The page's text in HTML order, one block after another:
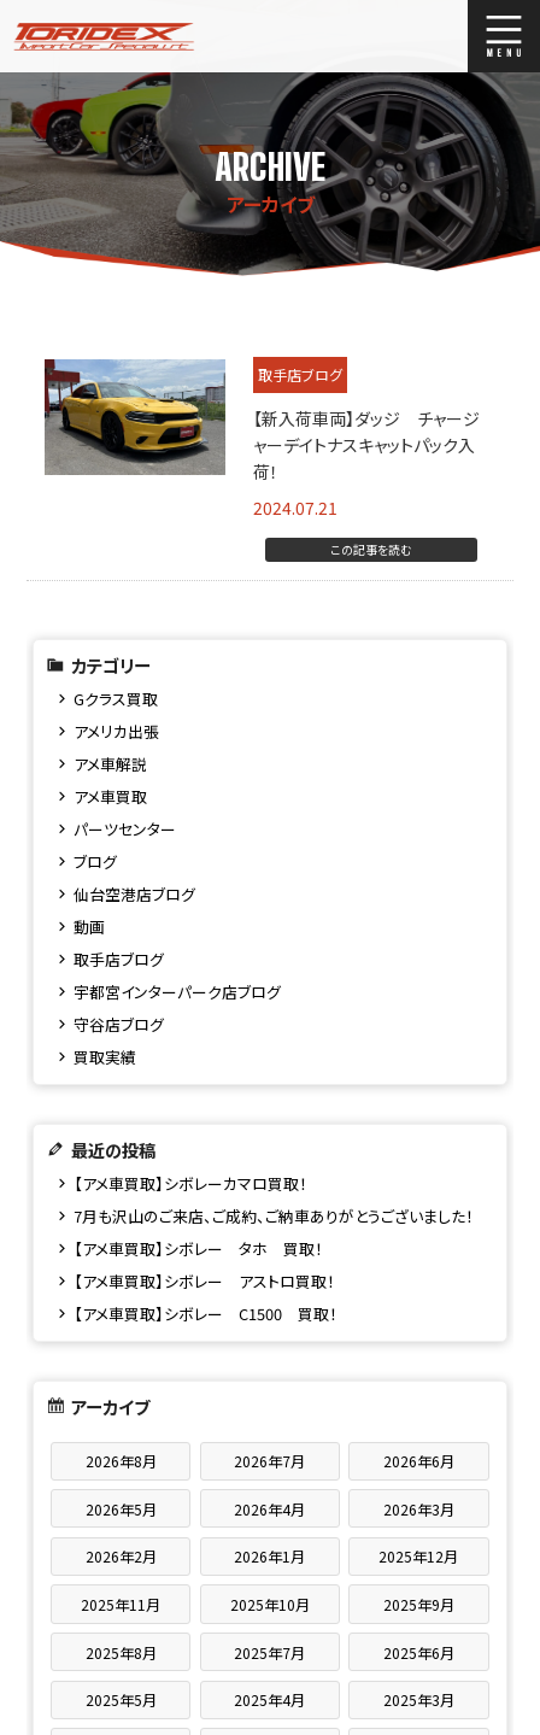
ブログ
Stock list
ストックリスト
買取
ARCHIVE
アーカイブ
取手店ブログ
【新入荷車両】ダッジ チャージ
ャーデイトナスキャットパック入
荷！
2024.07.21
この記事を読む
カテゴリー
Gクラス買取
アメリカ出張
アメ車解説
アメ車買取
パーツセンター
ブログ
仙台空港店ブログ
動画
取手店ブログ
宇都宮インターパーク店ブログ
守谷店ブログ
買取実績
最近の投稿
【アメ車買取】シボレーカマロ買取！
7月も沢山のご来店、ご成約、ご納車ありがとうございました！
【アメ車買取】シボレー タホ 買取！
【アメ車買取】シボレー アストロ買取！
【アメ車買取】シボレー C1500 買取！
アーカイブ
2026年8月 2026年7月 2026年6月
2026年5月 2026年4月 2026年3月
2026年2月 2026年1月 2025年12月
2025年11月 2025年10月 2025年9月
2025年8月 2025年7月 2025年6月
2025年5月 2025年4月 2025年3月